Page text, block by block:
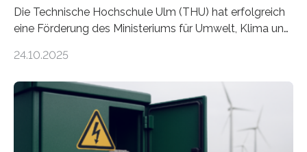
Die Technische Hochschule Ulm (THU) hat erfolgreich
eine Förderung des Ministeriums für Umwelt, Klima und
Forschungsprojekt „LAGER – Langzeitspeicherung in
Quartieren“ eingeworben. Ziel des Projekts ist die
Entwicklung, Erprobung und Demonstration von
Konzepten zur langfristigen Energiespeicherung in
sektorübergreifend vernetzten Energiesystemen. Das
24.10.2025